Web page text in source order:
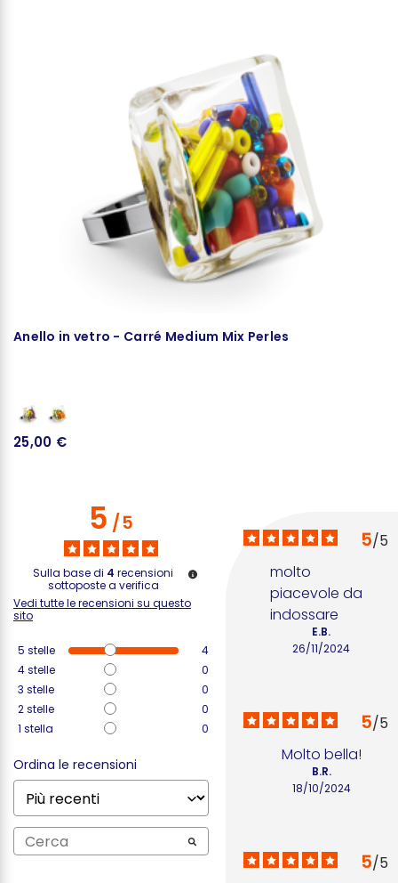
Anello in vetro - Carré Medium Mix Perles
25,00 €
5/5
Sulla base di 4 recensioni
sottoposte a verifica
Vedi tutte le recensioni su questo
sito
5 stelle
4
4stelle
0
3 stelle
0
2stelle
0
1 stella 0
Ordina le recensioni
5/5
molto
piacevole da
indossare
26/11/2024
E.B.
5/5
Molto bella!
18/10/2024
B.R.
5/5